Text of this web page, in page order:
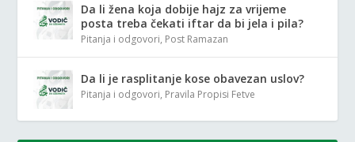
Da li žena koja dobije hajz za vrijeme
posta treba čekati iftar da bi jela i pila?
Pitanja i odgovori, Post Ramazan
Da li je rasplitanje kose obavezan uslov?
Pitanja i odgovori, Pravila Propisi Fetve